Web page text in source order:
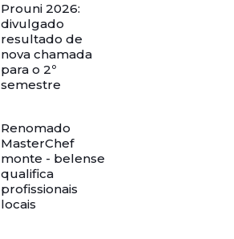
Prouni 2026:
divulgado
resultado de
nova chamada
para o 2º
semestre
Renomado
MasterChef
monte - belense
qualifica
profissionais
locais